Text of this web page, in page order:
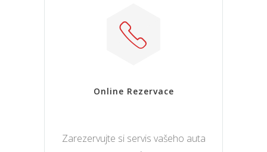
Online Rezervace
Zarezervujte si servis vašeho auta